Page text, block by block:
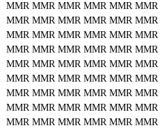
MMR MMR MMR MMR MMR MMR
MMR MMR MMR MMR MMR MMR
MMR MMR MMR MMR MMR MMR
MMR MMR MMR MMR MMR MMR
MMR MMR MMR MMR MMR MMR
MMR MMR MMR MMR MMR MMR
MMR MMR MMR MMR MMR MMR
MMR MMR MMR MMR MMR MMR
MMR MMR MMR MMR MMR MMR